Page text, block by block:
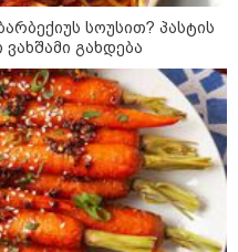
საქართველოს
გაკეთება მოუწევს...
ჯდომის“
შეიძლება
- მირიან
ანალიზი
რომელიც 29 წელი
რადგან ომის
არ სჯეროდა...
სოუსით? პასტის
გახდება